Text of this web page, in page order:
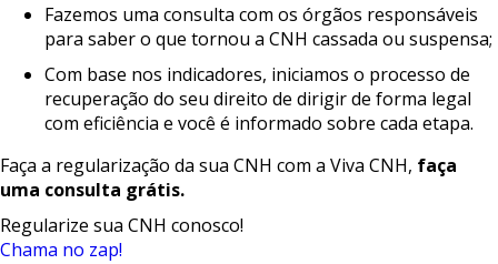
Fazemos uma consulta com os órgãos responsáveis
para saber o que tornou a CNH cassada ou suspensa;
Com base nos indicadores, iniciamos o processo de
recuperação do seu direito de dirigir de forma legal
com eficiência e você é informado sobre cada etapa.
Faça a regularização da sua CNH com a Viva CNH, faça
uma consulta grátis.
Regularize sua CNH conosco!
Chama no zap!